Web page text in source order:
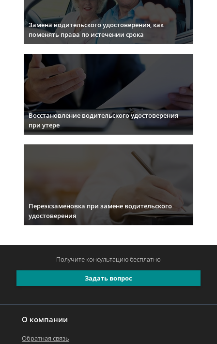
Замена водительского удостоверения, как
поменять права по истечении срока
Восстановление водительского удостоверения
при утере
Переэкзаменовка при замене водительского
удостоверения
О компании
Обратная связь
Задать вопрос
Получите консультациюбесплатно